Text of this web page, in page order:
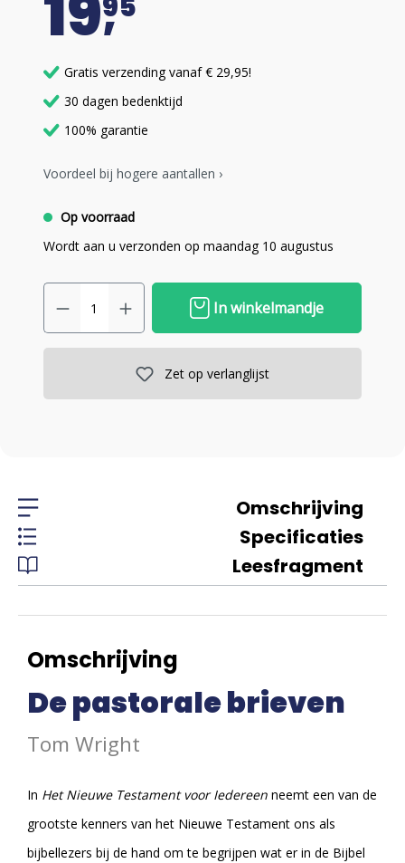
Gratis verzending vanaf € 29,95!
30 dagen bedenktijd
100% garantie
Voordeel bij hogere aantallen ›
Op voorraad
Wordt aan u verzonden op maandag 10 augustus
In winkelmandje
Zet op verlanglijst
Omschrijving
Specificaties
Leesfragment
Omschrijving
De pastorale brieven
Tom Wright
In Het Nieuwe Testament voor Iedereen neemt een van de
grootste kenners van het Nieuwe Testament ons als
bijbellezers bij de hand om te begrijpen wat er in de Bijbel